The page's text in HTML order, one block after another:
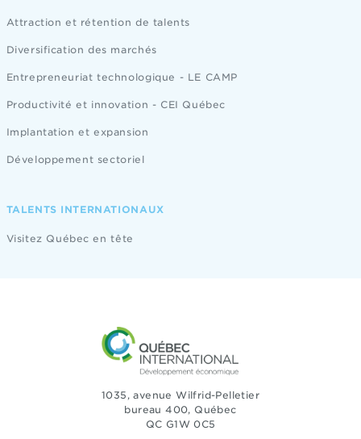
Attraction et rétention de talents
Diversification des marchés
Entrepreneuriat technologique - LE CAMP
Productivité et innovation - CEI Québec
Implantation et expansion
Développement sectoriel
TALENTS INTERNATIONAUX
Visitez Québec en tête
1035, avenue Wilfrid-Pelletier
bureau 400, Québec
QC G1W 0C5